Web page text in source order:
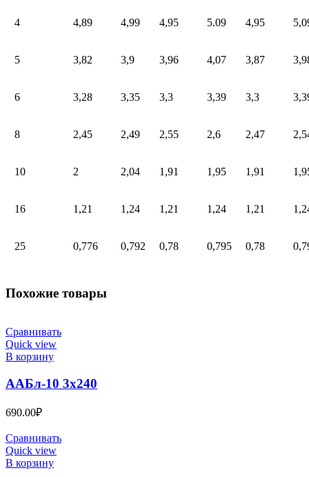
4 4,89 4,99 4,95 5.09 4,95
5 3,82 3,9 3,96 4,07 3,87
6 3,28 3,35 3,3 3,39 3,3
8 2,45 2,49 2,55 2,6 2,47
10 2 2,04 1,91 1,95 1,91
16 1,21 1,24 1,21 1,24 1,21
25 0,776 0,792 0,78 0,795 0,78
Похожие товары
Сравнивать
Quick view
В корзину
ААБл-10 3х240
690.00₽
Сравнивать
Quick view
В корзину